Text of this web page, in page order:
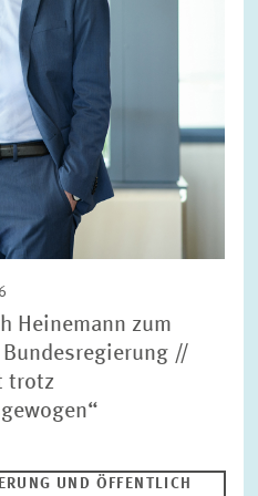
ZEW IN DEN MEDIEN
Heinemann zum
//
trotz
UND ÖFFENTLICH